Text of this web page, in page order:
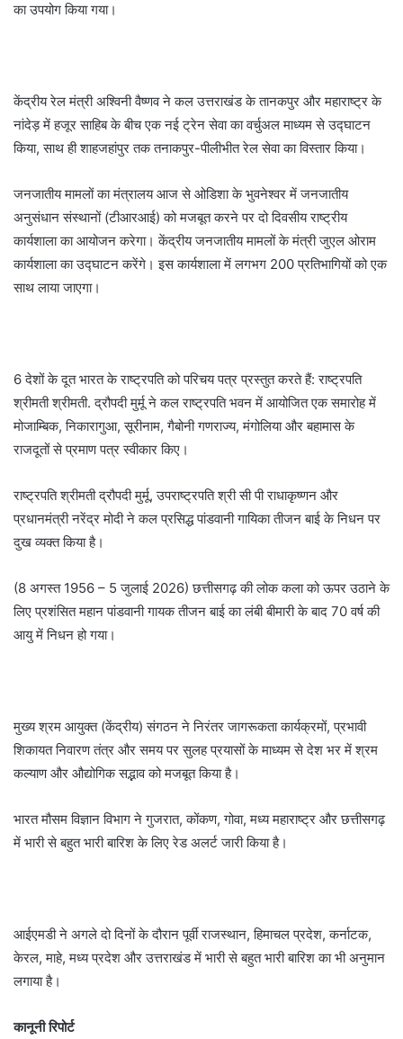
का उपयोग किया गया।
केंद्रीय रेल मंत्री अश्विनी वैष्णव ने कल उत्तराखंड के तानकपुर और महाराष्ट्र के
नांदेड़ में हजूर साहिब के बीच एक नई ट्रेन सेवा का वर्चुअल माध्यम से उद्घाटन
किया, साथ ही शाहजहांपुर तक तनाकपुर-पीलीभीत रेल सेवा का विस्तार किया।
जनजातीय मामलों का मंत्रालय आज से ओडिशा के भुवनेश्वर में जनजातीय
अनुसंधान संस्थानों (टीआरआई) को मजबूत करने पर दो दिवसीय राष्ट्रीय
कार्यशाला का आयोजन करेगा। केंद्रीय जनजातीय मामलों के मंत्री जुएल ओराम
कार्यशाला का उद्घाटन करेंगे। इस कार्यशाला में लगभग 200 प्रतिभागियों को एक
साथ लाया जाएगा।
6 देशों के दूत भारत के राष्ट्रपति को परिचय पत्र प्रस्तुत करते हैं: राष्ट्रपति
श्रीमती श्रीमती. द्रौपदी मुर्मू ने कल राष्ट्रपति भवन में आयोजित एक समारोह में
मोजाम्बिक, निकारागुआ, सूरीनाम, गैबोनी गणराज्य, मंगोलिया और बहामास के
राजदूतों से प्रमाण पत्र स्वीकार किए।
राष्ट्रपति श्रीमती द्रौपदी मुर्मू, उपराष्ट्रपति श्री सी पी राधाकृष्णन और
प्रधानमंत्री नरेंद्र मोदी ने कल प्रसिद्ध पांडवानी गायिका तीजन बाई के निधन पर
दुख व्यक्त किया है।
(8 अगस्त 1956 – 5 जुलाई 2026) छत्तीसगढ़ की लोक कला को ऊपर उठाने के
लिए प्रशंसित महान पांडवानी गायक तीजन बाई का लंबी बीमारी के बाद 70 वर्ष की
आयु में निधन हो गया।
मुख्य श्रम आयुक्त (केंद्रीय) संगठन ने निरंतर जागरूकता कार्यक्रमों, प्रभावी
शिकायत निवारण तंत्र और समय पर सुलह प्रयासों के माध्यम से देश भर में श्रम
कल्याण और औद्योगिक सद्भाव को मजबूत किया है।
भारत मौसम विज्ञान विभाग ने गुजरात, कोंकण, गोवा, मध्य महाराष्ट्र और छत्तीसगढ़
में भारी से बहुत भारी बारिश के लिए रेड अलर्ट जारी किया है।
आईएमडी ने अगले दो दिनों के दौरान पूर्वी राजस्थान, हिमाचल प्रदेश, कर्नाटक,
केरल, माहे, मध्य प्रदेश और उत्तराखंड में भारी से बहुत भारी बारिश का भी अनुमान
लगाया है।
कानूनी रिपोर्ट